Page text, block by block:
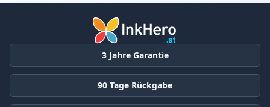
3 Jahre Garantie
90 Tage Rückgabe